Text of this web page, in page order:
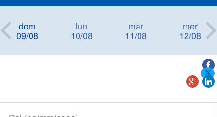
dom
09/08
lun
10/08
mar
11/08
mer
12/08